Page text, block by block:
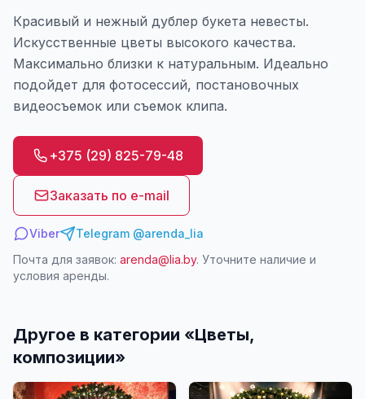
Красивый и нежный дублер букета невесты.
Искусственные цветы высокого качества.
Максимально близки к натуральным. Идеально
подойдет для фотосессий, постановочных
видеосъемок или съемок клипа.
+375 (29) 825-79-48
Заказать по e-mail
Viber
Telegram @arenda_lia
Почта для заявок: arenda@lia.by. Уточните наличие и
условия аренды.
Другое в категории «Цветы,
композиции»